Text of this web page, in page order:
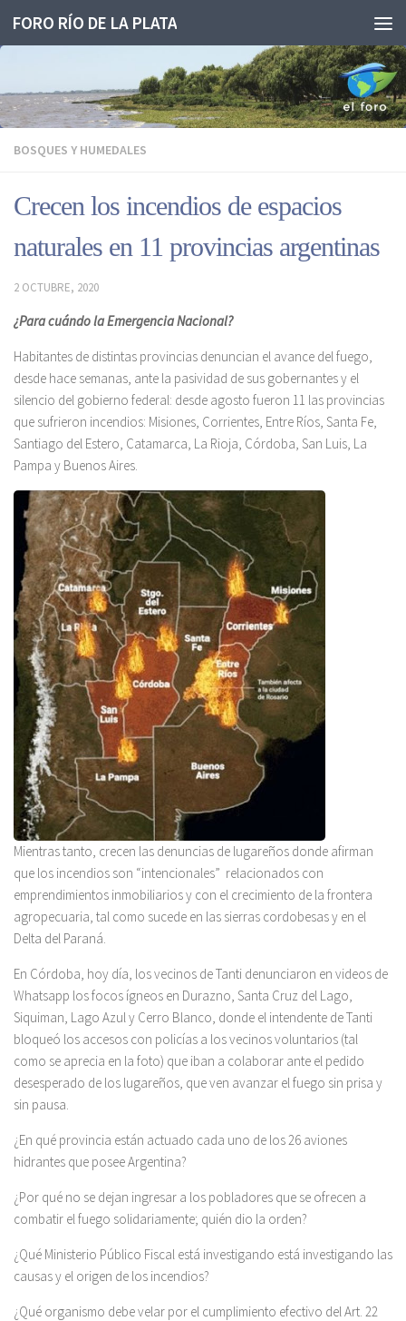
Saltar al contenido
FORO RÍO DE LA PLATA
BOSQUES Y HUMEDALES
Crecen los incendios de espacios
naturales en 11 provincias argentinas
2 OCTUBRE, 2020
¿Para cuándo la Emergencia Nacional?
Habitantes de distintas provincias denuncian el avance del fuego,
desde hace semanas, ante la pasividad de sus gobernantes y el
silencio del gobierno federal: desde agosto fueron 11 las provincias
que sufrieron incendios: Misiones, Corrientes, Entre Ríos, Santa Fe,
Santiago del Estero, Catamarca, La Rioja, Córdoba, San Luis, La
Pampa y Buenos Aires.
Mientras tanto, crecen las denuncias de lugareños donde afirman
que los incendios son “intencionales” relacionados con
emprendimientos inmobiliarios y con el crecimiento de la frontera
agropecuaria, tal como sucede en las sierras cordobesas y en el
Delta del Paraná.
En Córdoba, hoy día, los vecinos de Tanti denunciaron en videos de
Whatsapp los focos ígneos en Durazno, Santa Cruz del Lago,
Siquiman, Lago Azul y Cerro Blanco, donde el intendente de Tanti
bloqueó los accesos con policías a los vecinos voluntarios (tal
como se aprecia en la foto) que iban a colaborar ante el pedido
desesperado de los lugareños, que ven avanzar el fuego sin prisa y
sin pausa.
¿En qué provincia están actuado cada uno de los 26 aviones
hidrantes que posee Argentina?
¿Por qué no se dejan ingresar a los pobladores que se ofrecen a
combatir el fuego solidariamente; quién dio la orden?
¿Qué Ministerio Público Fiscal está investigando está investigando las
causas y el origen de los incendios?
¿Qué organismo debe velar por el cumplimiento efectivo del Art. 22